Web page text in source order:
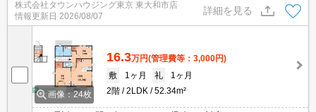
株式会社タウンハウジング東京 東大和市店
情報更新日 2026/08/07
詳細を見る
画像：24枚
16.3万円(管理費等：3,000円)
敷
1ヶ月 礼
1ヶ月
2階
2LDK 52.34m²